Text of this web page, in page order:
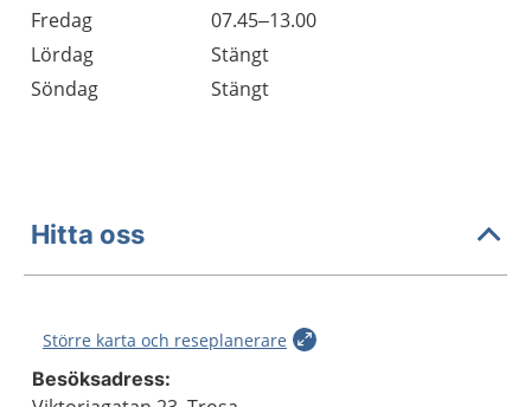
Fredag
07.45–13.00
Lördag
Stängt
Söndag
Stängt
Hitta oss
Större karta och reseplanerare
Besöksadress: